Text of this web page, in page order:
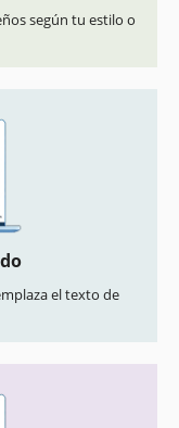
según tu estilo o
el texto de